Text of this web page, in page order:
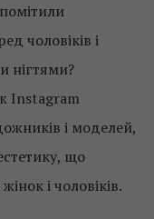
чоловіків і
нігтями?
Instagram
і моделей,
що
і чоловіків.